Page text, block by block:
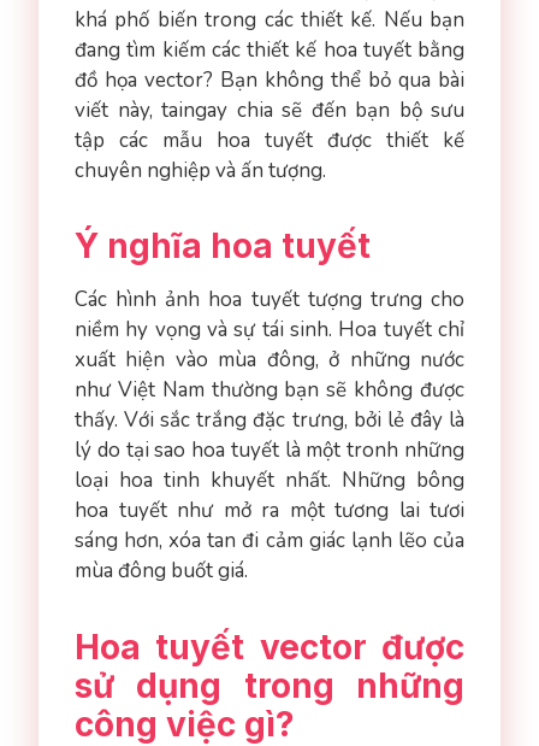
khá phố biến trong các thiết kế. Nếu bạn
đang tìm kiếm các thiết kế hoa tuyết bằng
đồ họa vector? Bạn không thể bỏ qua bài
viết này, taingay chia sẽ đến bạn bộ sưu
tập các mẫu hoa tuyết được thiết kế
chuyên nghiệp và ấn tượng.
Ý nghĩa hoa tuyết
Các hình ảnh hoa tuyết tượng trưng cho
niềm hy vọng và sự tái sinh. Hoa tuyết chỉ
xuất hiện vào mùa đông, ở những nước
như Việt Nam thường bạn sẽ không được
thấy. Với sắc trắng đặc trưng, bởi lẻ đây là
lý do tại sao hoa tuyết là một tronh những
loại hoa tinh khuyết nhất. Những bông
hoa tuyết như mở ra một tương lai tươi
sáng hơn, xóa tan đi cảm giác lạnh lẽo của
mùa đông buốt giá.
Hoa tuyết vector được
sử dụng trong những
công việc gì?